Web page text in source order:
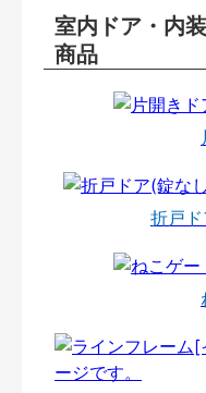
室内ドア・内
商品
折戸